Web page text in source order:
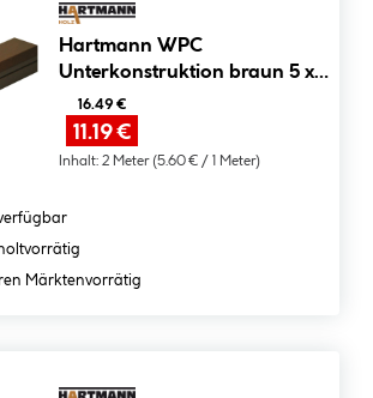
Hartmann WPC
Unterkonstruktion braun 5 x
2,7 x 200 cm
16.49 €
11.19 €
Inhalt: 2 Meter (5.60 € / 1 Meter)
vorrätig
Märktenvorrätig